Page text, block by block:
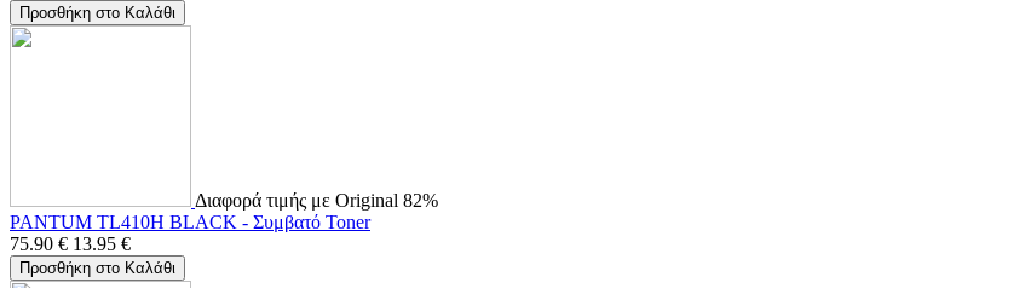
Προσθήκη στο Καλάθι
Διαφορά τιμής με Original 82%
PANTUM TL410H BLACK - Συμβατό Toner
75.90 € 13.95 €
Προσθήκη στο Καλάθι